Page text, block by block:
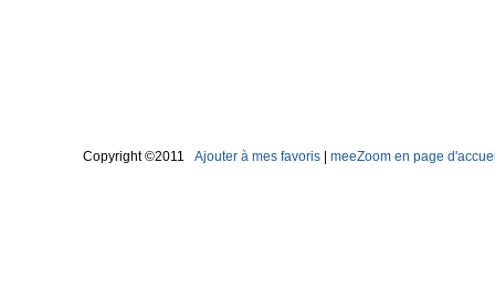
Copyright ©2011 Ajouter à mes favoris meeZoom en page